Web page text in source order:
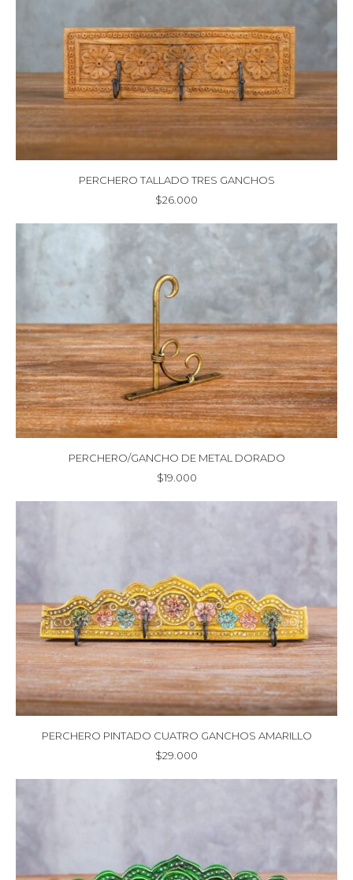
PERCHERO TALLADO TRES GANCHOS
$26.000
PERCHERO/GANCHO DE METAL DORADO
$19.000
PERCHERO PINTADO CUATRO GANCHOS AMARILLO
$29.000